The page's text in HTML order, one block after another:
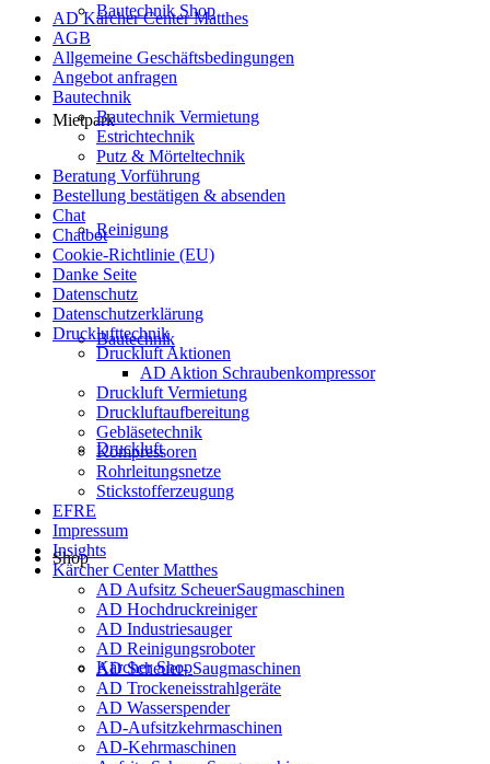
Bautechnik Shop
Mietpark
Reinigung
Bautechnik
Druckluft
Shop
Kärcher Shop
AD Kärcher Center Matthes
AGB
Allgemeine Geschäftsbedingungen
Angebot anfragen
Bautechnik
Bautechnik Vermietung
Estrichtechnik
Putz & Mörteltechnik
Beratung Vorführung
Bestellung bestätigen & absenden
Chat
Chatbot
Cookie-Richtlinie (EU)
Danke Seite
Datenschutz
Datenschutzerklärung
Drucklufttechnik
Druckluft Aktionen
AD Aktion Schraubenkompressor
Druckluft Vermietung
Druckluftaufbereitung
Gebläsetechnik
Kompressoren
Rohrleitungsnetze
Stickstofferzeugung
EFRE
Impressum
Insights
Kärcher Center Matthes
AD Aufsitz ScheuerSaugmaschinen
AD Hochdruckreiniger
AD Industriesauger
AD Reinigungsroboter
AD Scheuer- Saugmaschinen
AD Trockeneisstrahlgeräte
AD Wasserspender
AD-Aufsitzkehrmaschinen
AD-Kehrmaschinen